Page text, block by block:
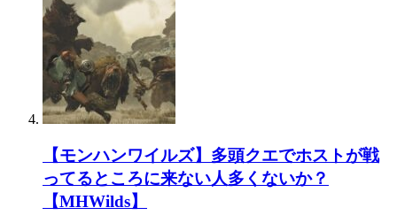
【モンハンワイルズ】多頭クエでホストが戦
ってるところに来ない人多くないか？
【MHWilds】